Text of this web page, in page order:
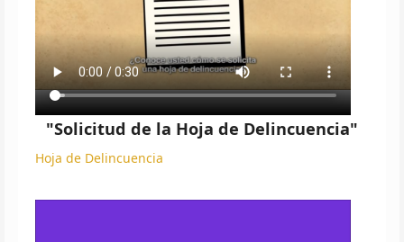
"Solicitud de la Hoja de Delincuencia"
Hoja de Delincuencia